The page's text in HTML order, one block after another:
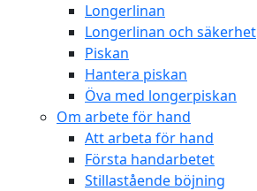
Longerlinan
Longerlinan och säkerhet
Piskan
Hantera piskan
Öva med longerpiskan
Om arbete för hand
Att arbeta för hand
Första handarbetet
Stillastående böjning